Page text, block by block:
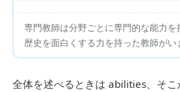
専門教師は分野ごとに専門的な能力を
歴史を面白くする力を持った教師がい
全体を述べるときは abilities、そ